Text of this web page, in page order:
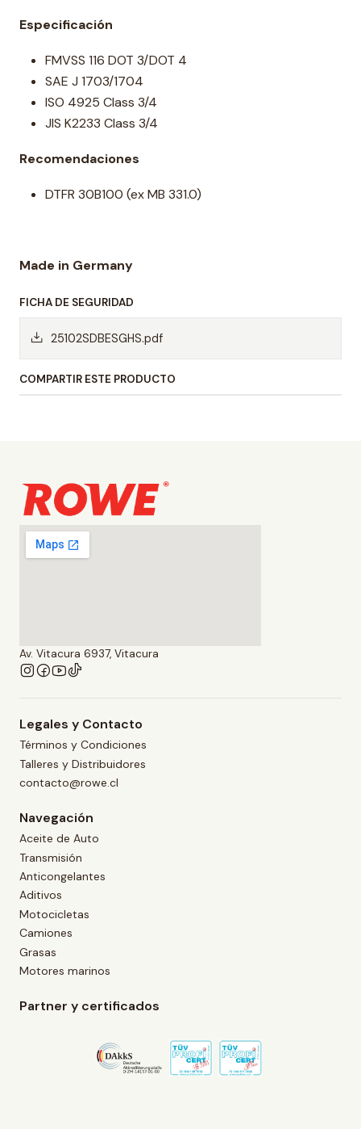
Especificación
FMVSS 116 DOT 3/DOT 4
SAE J 1703/1704
ISO 4925 Class 3/4
JIS K2233 Class 3/4
Recomendaciones
DTFR 30B100 (ex MB 331.0)
Made in Germany
FICHA DE SEGURIDAD
25102SDBESGHS.pdf
COMPARTIR ESTE PRODUCTO
Av. Vitacura 6937, Vitacura
Legales y Contacto
Términos y Condiciones
Talleres y Distribuidores
contacto@rowe.cl
Navegación
Aceite de Auto
Transmisión
Anticongelantes
Aditivos
Motocicletas
Camiones
Grasas
Motores marinos
Partner y certificados